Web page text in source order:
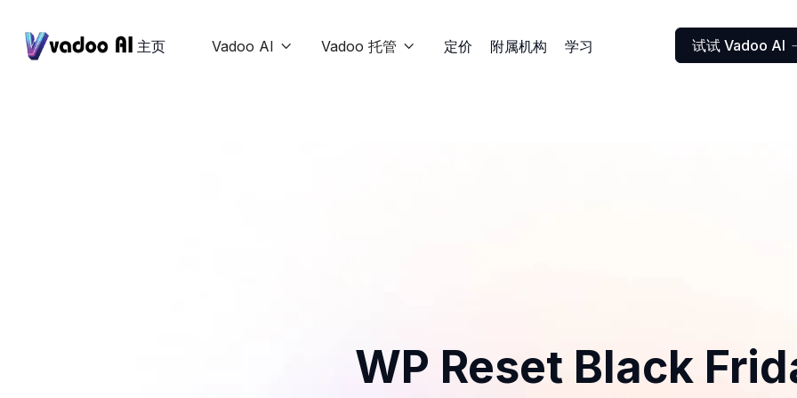
主页 Vadoo AI  Vadoo 托管  定价 附属机构 学习 试试 Vadoo AI
WP Reset Black